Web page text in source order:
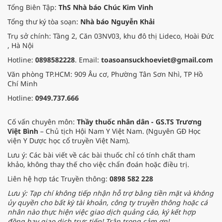
tư duy về xây dựng nguồn nhân
lực và tư duy khoa học ứng dụng.
Tổng Biên Tập: ThS Nhà báo Chúc Kim Vinh
Tổng thư ký tòa soạn: Nhà báo Nguyễn Khải
Trụ sở chính: Tầng 2, Căn 03NV03, khu đô thị Lideco, Hoài Đức
, Hà Nội
Hotline: 0898582228. Email: toasoansuckhoeviet@gmail.com
Văn phòng TP.HCM: 909 Âu cơ, Phường Tân Sơn Nhì, TP Hồ
Chí Minh
Hotline: 0949.737.666
Cố vấn chuyên môn: Thầy thuốc nhân dân - GS.TS Trương
Việt Bình – Chủ tịch Hội Nam Y Việt Nam. (Nguyên GĐ Học
viện Y Dược học cổ truyền Việt Nam).
Lưu ý: Các bài viết về các bài thuốc chỉ có tính chất tham
khảo, không thay thế cho việc chẩn đoán hoặc điều trị.
Liên hệ hợp tác Truyền thông: 0898 582 228
Lưu ý: Tạp chí không tiếp nhận hỗ trợ bằng tiền mặt và không
ủy quyền cho bất kỳ tài khoản, công ty truyền thông hoặc cá
nhân nào thực hiện việc giao dịch quảng cáo, ký kết hợp